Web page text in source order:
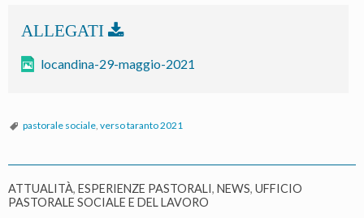
locandina-29-maggio-2021
pastorale sociale, verso taranto 2021
ATTUALITÀ, ESPERIENZE PASTORALI, NEWS, UFFICIO
PASTORALE SOCIALE E DEL LAVORO